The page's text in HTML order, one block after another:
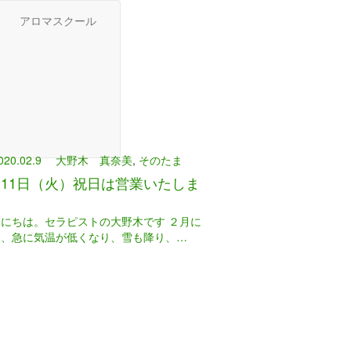
アロマスクール
大野木 真奈美, そのたま
日（火）祝日は営業いたしま
ちは。セラピストの大野木です ２月に
急に気温が低くなり、雪も降り、…